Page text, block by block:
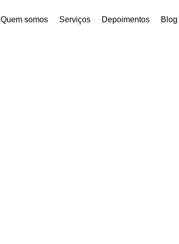
Quem somos Serviços Depoimentos Blog